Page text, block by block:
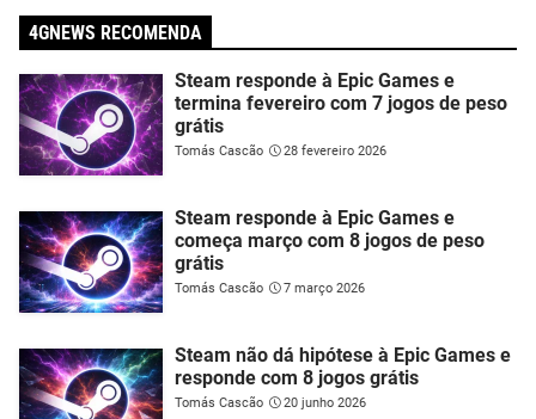
4GNEWS RECOMENDA
Steam responde à Epic Games e
termina fevereiro com 7 jogos de peso
grátis
Tomás Cascão 28 fevereiro 2026
Steam responde à Epic Games e
começa março com 8 jogos de peso
grátis
Tomás Cascão 7 março 2026
Steam não dá hipótese à Epic Games e
responde com 8 jogos grátis
Tomás Cascão 20 junho 2026